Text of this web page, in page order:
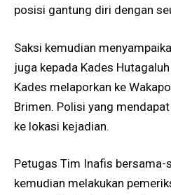
posisi gantung diri dengan
Saksi kemudian
juga kepada Kades
Kades melaporkan ke
Brimen. Polisi yang
ke lokasi kejadian.
Petugas Tim Inafis bersama-
kemudian melakukan